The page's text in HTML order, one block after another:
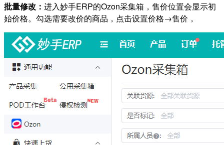
批量修改： 进入妙手ERP的Ozon采集箱，售价位置会显示初
始价格。勾选需要改价的商品，点击设置价格→售价，